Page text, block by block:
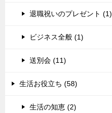
退職祝いのプレゼント (1)
ビジネス全般 (1)
送別会 (11)
生活お役立ち (58)
生活の知恵 (2)